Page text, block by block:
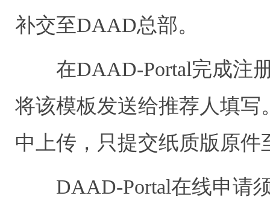
补交至DAAD总部。
在DAAD-Portal完成注册
将该模板发送给推荐人填写
中上传，只提交纸质版原
DAAD-Portal在线申请